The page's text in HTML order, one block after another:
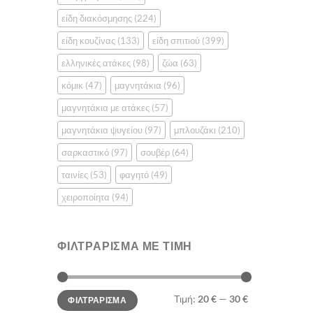
είδη διακόσμησης (224)
είδη κουζίνας (133) είδη σπιτιού (399)
ελληνικές ατάκες (98) ζώα (63)
κόμικ (47) μαγνητάκια (96)
μαγνητάκια με ατάκες (57)
μαγνητάκια ψυγείου (97) μπλουζάκι (210)
σαρκαστικό (97) σουβέρ (64)
ταινίες (53) φαγητό (49)
χειροποίητα (94)
ΦΙΛΤΡΆΡΙΣΜΑ ΜΕ ΤΙΜΉ
Ελάχιστη
τιμή
Μέγιστη
τιμήΦΙΛΤΡΆΡΙΣΜΑ Τιμή: 20 €— 30 €